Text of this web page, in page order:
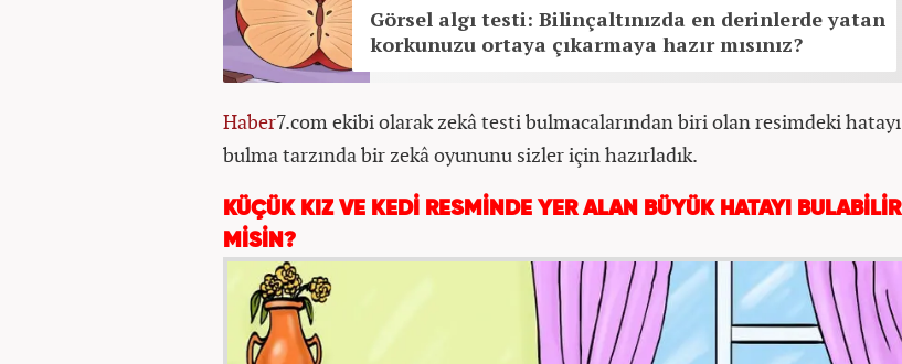
Görsel algı testi: Bilinçaltınızda en derinlerde yatan
korkunuzu ortaya çıkarmaya hazır mısınız?
Haber7.com ekibi olarak zekâ testi bulmacalarından biri olan resimdeki hatayı
bulma tarzında bir zekâ oyununu sizler için hazırladık.
KÜÇÜK KIZ VE KEDİ RESMİNDE YER ALAN BÜYÜK HATAYI BULABİLİR
MİSİN?